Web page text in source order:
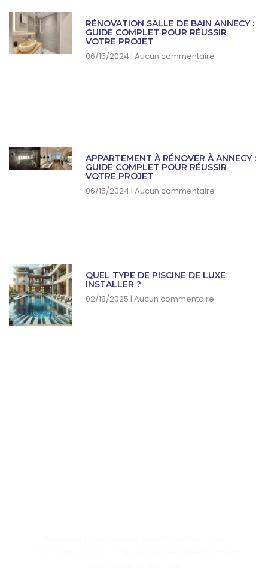
RÉNOVATION SALLE DE BAIN ANNECY :
GUIDE COMPLET POUR RÉUSSIR
VOTRE PROJET
06/15/2024 Aucun commentaire
APPARTEMENT À RÉNOVER À ANNECY :
GUIDE COMPLET POUR RÉUSSIR
VOTRE PROJET
06/15/2024 Aucun commentaire
QUEL TYPE DE PISCINE DE LUXE
INSTALLER ?
02/18/2025 Aucun commentaire